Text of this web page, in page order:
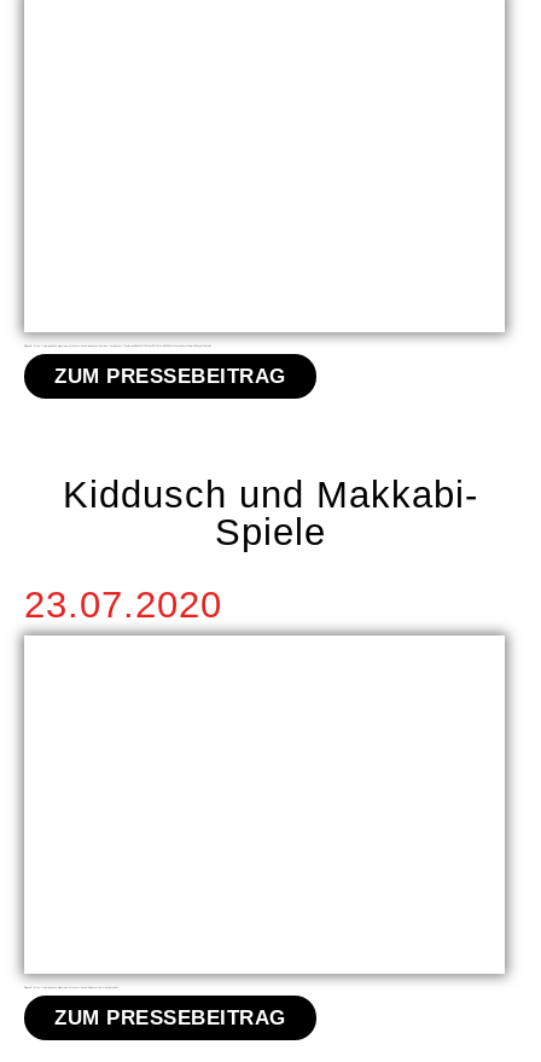
ZUM PRESSEBEITRAG
Kiddusch und Makkabi-
Spiele
23.07.2020
ZUM PRESSEBEITRAG